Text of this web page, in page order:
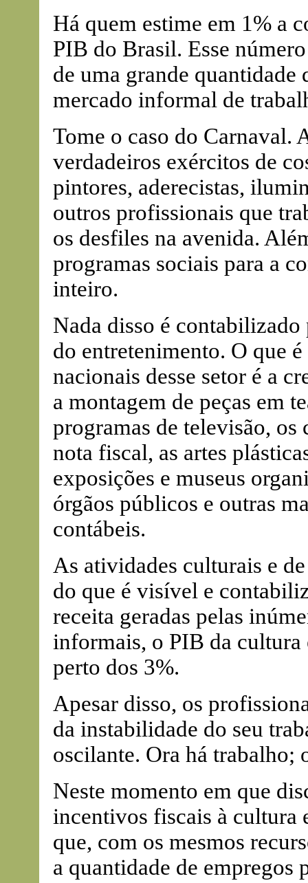
Há quem estime em 1% a
PIB do Brasil. Esse
de uma grande
mercado informal de
Tome o caso do Carnaval.
verdadeiros exércitos de
pintores, aderecistas,
outros profissionais que
os desfiles na avenida.
programas sociais para a
inteiro.
Nada disso é
do entretenimento. O que
nacionais desse setor é a
a montagem de peças em
programas de televisão,
nota fiscal, as artes
exposições e museus
órgãos públicos e outras
contábeis.
As atividades culturais e
do que é visível e
receita geradas pelas
informais, o PIB da cultura
perto dos 3%.
Apesar disso, os
da instabilidade do seu
oscilante. Ora há trabalho;
Neste momento em que
incentivos fiscais à cultura
que, com os mesmos
a quantidade de empregos